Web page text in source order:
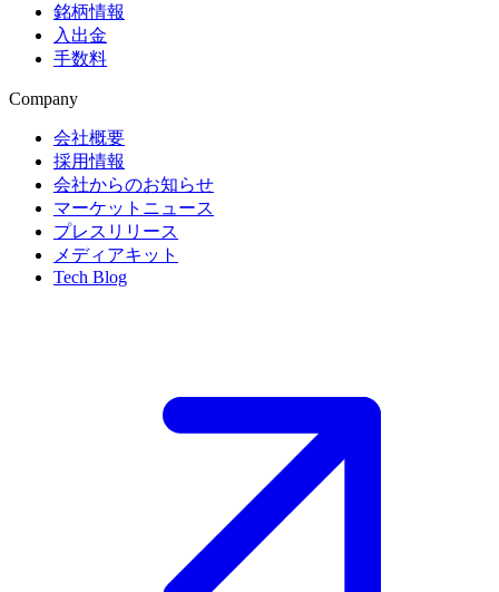
銘柄情報
入出金
手数料
Company
会社概要
採用情報
会社からのお知らせ
マーケットニュース
プレスリリース
メディアキット
Tech Blog